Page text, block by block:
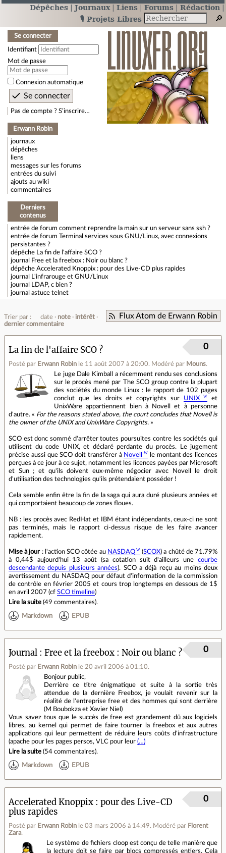
Dépêches Journaux Liens Forums
Rédaction
🎙️ Projets Libres
Se connecter
Identifiant
Mot de passe
Connexion automatique
Pas de compte ? S’inscrire…
Erwann Robin
journaux
dépêches
liens
messages sur les forums
entrées du suivi
ajouts au wiki
commentaires
Derniers
contenus
entrée de forum comment reprendre la main sur un serveur sans ssh ?
entrée de forum Terminal services sous GNU/Linux, avec connexions
persistantes ?
dépêche
La fin de l'affaire SCO ?
journal
Free et la freebox : Noir ou blanc ?
dépêche Accelerated Knoppix : pour des Live-CD plus rapides
journal
L'infrarouge et GNU/Linux
journal
LDAP, c bien ?
journal astuce telnet
Flux Atom de Erwann Robin
Trier par : date note
intérêt
dernier commentaire
La fin de l'affaire SCO ?
Posté par Erwann Robin le 11 août 2007 à 20:00. Modéré par Mouns.
0
Le juge Dale Kimball a récemment rendu ses conclusions
sur le procès mené par The SCO group contre la plupart
des sociétés du monde Linux : le rapport de 102 pages
conclut que les droits et copyrights sur UNIX
et
UnixWare appartiennent bien à Novell et à personne
d'autre. « For the reasons stated above, the court concludes that Novell is
the owner of the UNIX and UnixWare Copyrights. »
SCO est donc sommé d'arrêter toutes poursuites contre les sociétés qui
utilisent du code UNIX, et déclaré perdante du procès. Le jugement
précise aussi que SCO doit transférer à Novell
le montant des licences
perçues à ce jour à ce sujet, notamment les licences payées par Microsoft
et Sun ; et qu'ils doivent eux-même négocier avec Novell le droit
d'utilisation des technologies qu'ils prétendaient posséder !
Cela semble enfin être la fin de la saga qui aura duré plusieurs années et
qui comportaient beaucoup de zones floues.
NB : les procès avec RedHat et IBM étant indépendants, ceux-ci ne sont
pas terminés, mais le rapport ci-dessus risque de les faire avancer
rapidement.
Mise à jour: l'action SCO côtée au NASDAQ (SCOX) a chûté de 71.79%
à 0,44$ aujourd'hui 13 août (sa cotation suit d'ailleurs une courbe
descendante depuis plusieurs années). SCO a déjà reçu au moins deux
avertissement du NASDAQ pour défaut d'information de la commission
de contrôle en février 2005 et cours trop longtemps en dessous de 1$
en avril 2007 (cf SCO timeline)
Lire la suite (49 commentaires).
Markdown EPUB
Journal Free et la freebox : Noir ou blanc ?
Posté par Erwann Robin le 20 avril 2006 à 01:10.
0
Bonjour public,
Derrière ce titre énigmatique et suite à la sortie très
attendue de la dernière Freebox, je voulait revenir sur la
réalité de l'entreprise free et des hommes qui sont derrière
(M Boubokza et Xavier Niel)
Vous savez tous que le succès de free est grandement dû aux logiciels
libres, au kernel qui permet de faire tourner la freebox et aux autres
applications qui leur permettent de réduire leurs coûts d'infrastructure
(apache pour les pages persos, VLC pour leur (…)
Lire la suite (54 commentaires).
Markdown EPUB
Accelerated Knoppix : pour des Live-CD
plus rapides
Posté par Erwann Robin le 03 mars 2006 à 14:49. Modéré par Florent
Zara.
0
Le système de fichiers cloop est conçu de telle manière que
la lecture doit se faire par blocs compressés entiers. Cela